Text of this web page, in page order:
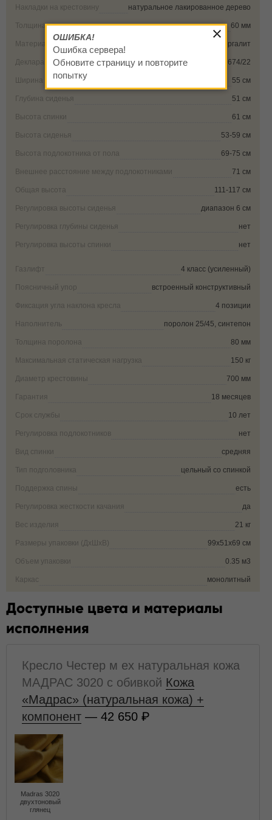
Накладки на крестовину натуральное лакированное дерево
Толщина каркаса 60 мм
Материал каркаса фанера, брус, оргалит
Декларация соответствия ЕАЭС N RU Д-RU.РА06.В.27674/22
Ширина сиденья 55 см
Глубина сиденья 51 см
Высота спинки 61 см
Высота сиденья 53-59 см
Высота подлокотника от пола 69-75 см
Внешнее расстояние между подлокотниками 71 см
Общая высота 111-117 см
Регулировка высоты сиденья диапазон 6 см
Регулировка глубины сиденья нет
Регулировка высоты спинки нет
Газлифт 4 класс (усиленный)
Поясничный упор встроенный конструктивный
Фиксация угла наклона кресла 4 позиции
Наполнитель поролон 25/45, синтепон
Толщина поролона 80 мм
Максимальная статическая нагрузка 150 кг
Диаметр крестовины 700 мм
Гарантия 18 месяцев
Срок службы 10 лет
Регулировка подлокотников нет
Вид спинки средняя
Тип подголовника цельный со спинкой
Поддержка спины есть
Регулировка жесткости качания да
Вес изделия 21 кг
Размеры упаковки (ДxШxВ) 99х51х69 см
Объем упаковки 0.35 м3
Каркас монолитный
Доступные цвета и материалы
исполнения
Кресло Честер м ех натуральная кожа
МАДРАС 3020 с обивкой Кожа
«Мадрас» (натуральная кожа) +
компонент — 42 650
Madras 3020
двухтоновый
глянец
ОШИБКА!
Ошибка сервера!
Обновите страницу и повторите
попытку